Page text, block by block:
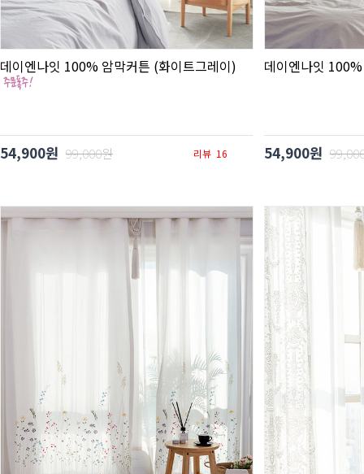
데이엔나잇 100% 암막커튼 (화이트그레이)
54,900원 99,000원 리뷰 16
데이엔나잇
54,900원